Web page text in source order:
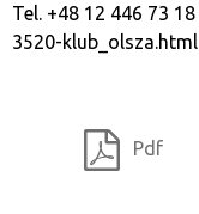
Tel. +48 12 446 73 18
3520-klub_olsza.html
Pdf